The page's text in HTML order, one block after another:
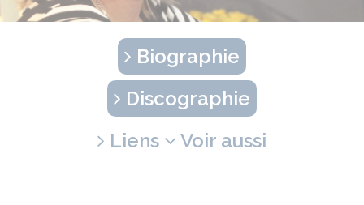
Biographie
Discographie
Liens
Voir aussi